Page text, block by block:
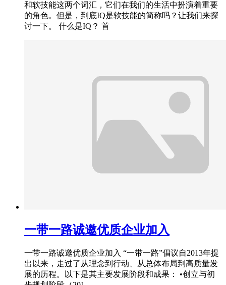
和软技能这两个词汇，它们在我们的生活中扮演着重要
的角色。但是，到底IQ是软技能的简称吗？让我们来探
讨一下。 什么是IQ？ 首
一带一路诚邀优质企业加入
一带一路诚邀优质企业加入 “一带一路”倡议自2013年提
出以来，走过了从理念到行动、从总体布局到高质量发
展的历程。以下是其主要发展阶段和成果： •创立与初